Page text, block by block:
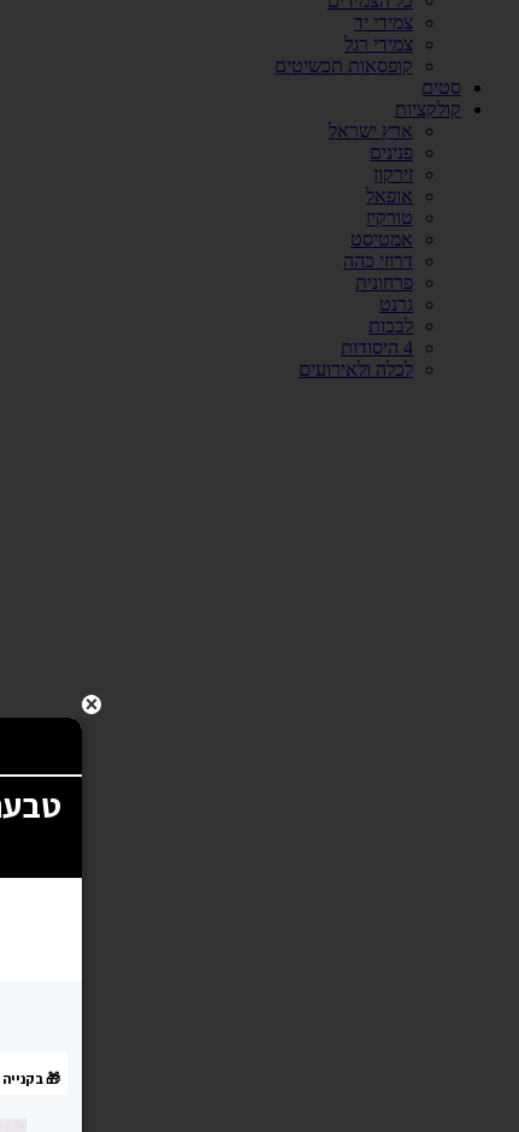
צמידי יד
צמידי רגל
קופסאות תכשיטים
סטים
קולקציות
ארץ ישראל
פנינים
זירקון
אופאל
טורקיז
אמטיסט
דרוזי כהה
פרחונית
גרנט
לבבות
4 היסודות
לכלה ולאירועים